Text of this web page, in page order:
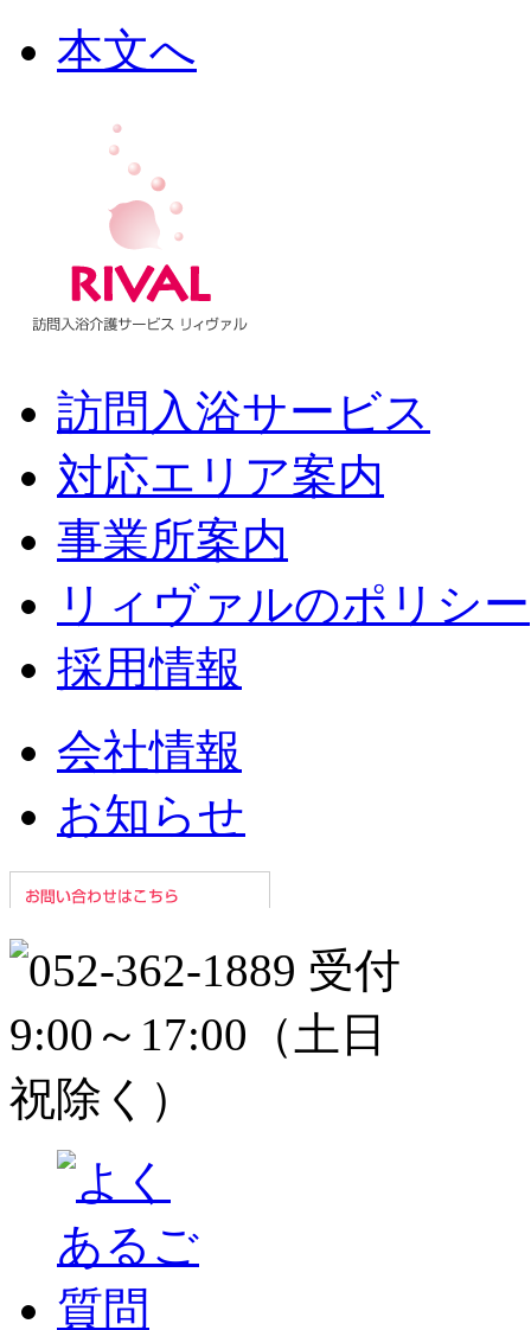
本文へ
訪問入浴サービス
対応エリア案内
事業所案内
リィヴァルのポリシー
採用情報
会社情報
お知らせ